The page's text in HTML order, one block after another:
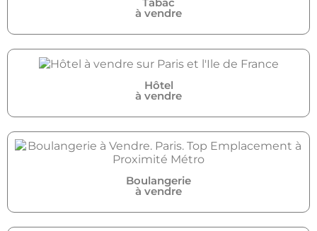
à vendre
Hôtel
à vendre
Boulangerie
à vendre